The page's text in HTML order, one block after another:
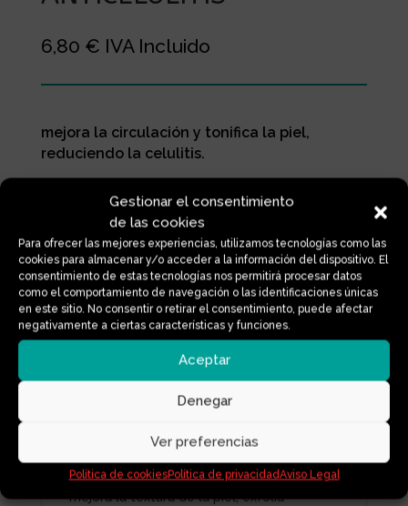
Gestionar el consentimiento
de las cookies
Para ofrecer las mejores experiencias, utilizamos tecnologías como las
cookies para almacenar y/o acceder a la información del dispositivo. El
consentimiento de estas tecnologías nos permitirá procesar datos
como el comportamiento de navegación o las identificaciones únicas
en este sitio. No consentir o retirar el consentimiento, puede afectar
negativamente a ciertas características y funciones.
Aceptar
Denegar
Ver preferencias
Política de cookiesPolítica de privacidadAviso Legal
6,80 € IVA Incluido
mejora la circulación y tonifica la piel,
reduciendo la celulitis.
Información adicional
Descripción
El cepillo anti celulitis estimula la
celulitis y tonifica la piel. Su uso regular
mejora la textura de la piel, exfolia